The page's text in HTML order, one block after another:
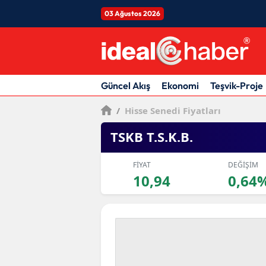
03 Ağustos 2026
Güncel Akış Ekonomi Teşvik-Proje
/ Hisse Senedi Fiyatları
TSKB T.S.K.B.
FİYAT
10,94
DEĞİŞİM